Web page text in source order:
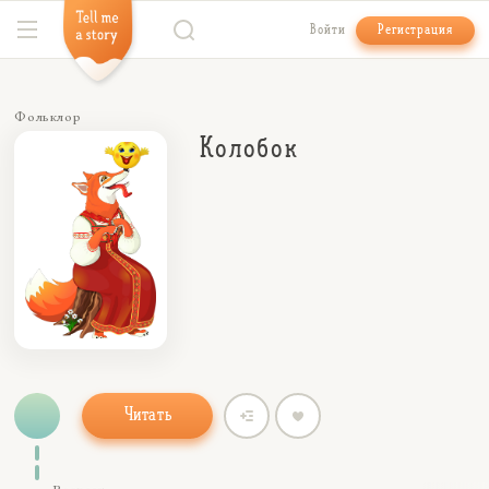
Войти Регистрация
Фольклор
Колобок
Читать